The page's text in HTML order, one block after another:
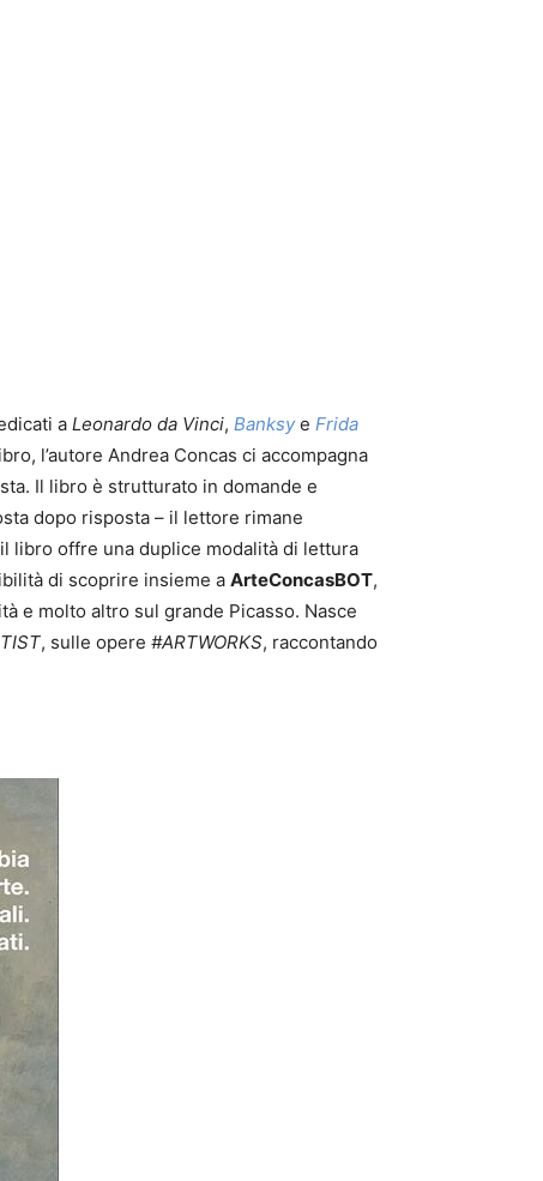
a Leonardo da Vinci, Banksye Frida
l’autore Andrea Concas ci accompagna
Il libro è strutturato in domande e
dopo risposta – il lettore rimane
libro offre una duplice modalità di lettura
di scoprire insieme a ArteConcasBOT,
e molto altro sul grande Picasso. Nasce
, sulle opere #ARTWORKS, raccontando